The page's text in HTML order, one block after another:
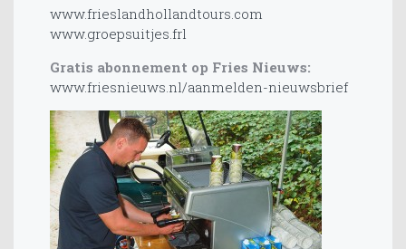
www.frieslandhollandtours.com
www.groepsuitjes.frl
Gratis abonnement op Fries Nieuws:
www.friesnieuws.nl/aanmelden-nieuwsbrief